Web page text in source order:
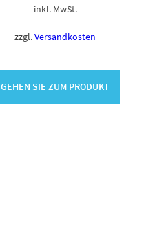
inkl. MwSt.
zzgl.Versandkosten
GEHEN SIE ZUM PRODUKT